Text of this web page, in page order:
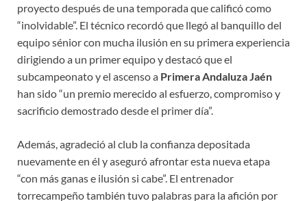
proyecto después de una temporada que calificó como
“inolvidable”. El técnico recordó que llegó al banquillo del
equipo sénior con mucha ilusión en su primera experiencia
dirigiendo a un primer equipo y destacó que el
subcampeonato y el ascenso a Primera Andaluza Jaén
han sido “un premio merecido al esfuerzo, compromiso y
sacrificio demostrado desde el primer día”.
Además, agradeció al club la confianza depositada
nuevamente en él y aseguró afrontar esta nueva etapa
“con más ganas e ilusión si cabe”. El entrenador
torrecampeño también tuvo palabras para la afición por